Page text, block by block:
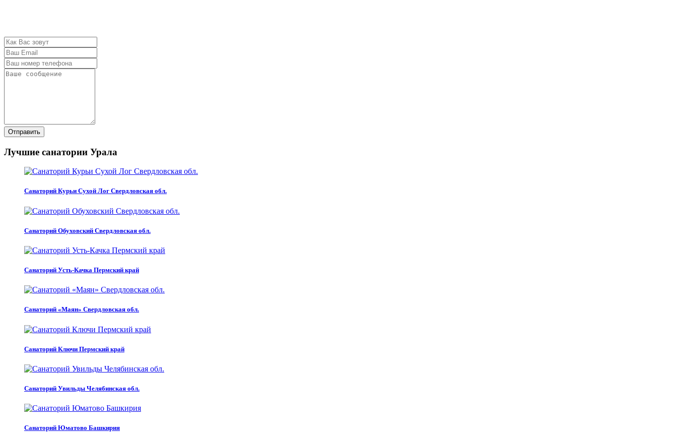
Отправить
Лучшие санатории Урала
Санаторий Курьи Сухой Лог Свердловская обл.
Санаторий Обуховский Свердловская обл.
Санаторий Усть-Качка Пермский край
Санаторий «Маян» Свердловская обл.
Санаторий Ключи Пермский край
Санаторий Увильды Челябинская обл.
Санаторий Юматово Башкирия